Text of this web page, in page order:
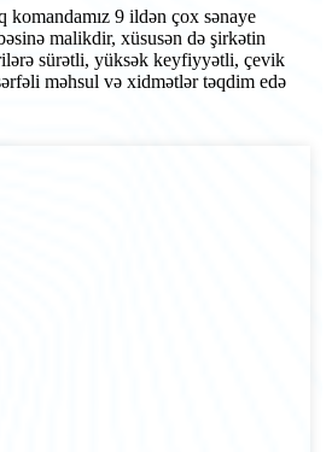
9 ildən çox sənaye
malikdir, xüsusən də şirkətin
sürətli, yüksək keyfiyyətli, çevik
məhsul və xidmətlər təqdim edə